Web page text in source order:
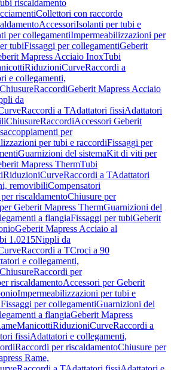
riscaldamento
Collettori con raccordo
AccessoriIsolanti per tubi e
per collegamentiImpermeabilizzazioni per
tubiFissaggi per collegamentiGeberit
Mapress Acciaio InoxTubi
RiduzioniCurveRaccordi a
e collegamenti,
ChiusureRaccordiGeberit Mapress Acciaio
da
Raccordi a TAdattatori fissiAdattatori
ChiusureRaccordiAccessori Geberit
per
per tubi e raccordiFissaggi per
Guarnizioni del sistemaKit di viti per
Mapress ThermTubi
RiduzioniCurveRaccordi a TAdattatori
removibiliCompensatori
riscaldamentoChiusure per
Geberit Mapress ThermGuarnizioni del
a flangiaFissaggi per tubiGeberit
Geberit Mapress Acciaio al
1.0215Nippli da
Raccordi a TCroci a 90
e collegamenti,
ChiusureRaccordi per
riscaldamentoAccessori per Geberit
Impermeabilizzazioni per tubi e
Fissaggi per collegamentiGuarnizioni del
a flangiaGeberit Mapress
ManicottiRiduzioniCurveRaccordi a
fissiAdattatori e collegamenti,
Raccordi per riscaldamentoChiusure per
Rame,